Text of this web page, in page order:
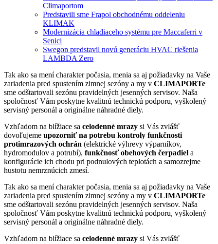
Climaportom
Predstavili sme Frapol obchodnému oddeleniu
KLIMAK
Modernizácia chladiaceho systému pre Maccaferri v
Senici
Swegon predstavil novú generáciu HVAC riešenia
LAMBDA Zero
Tak ako sa mení charakter počasia, menia sa aj požiadavky na Vaše
zariadenia pred spustením zimnej sezóny a my v CLIMAPORTe
sme odštartovali sezónu pravidelných jesenných servisov. Naša
spoločnosť Vám poskytne kvalitnú technickú podporu, vyškolený
servisný personál a originálne náhradné diely.
Vzhľadom na blížiace sa celodenné mrazy si Vás zvlášť
dovoľujeme upozorniť na potrebu kontroly funkčnosti
protimrazových ochrán (elektrické výhrevy výparníkov,
hydromodulov a potrubí), funkčnosť obehových čerpadiel a
konfigurácie ich chodu pri podnulových teplotách a samozrejme
hustotu nemrznúcich zmesí.
Tak ako sa mení charakter počasia, menia sa aj požiadavky na Vaše
zariadenia pred spustením zimnej sezóny a my v CLIMAPORTe
sme odštartovali sezónu pravidelných jesenných servisov. Naša
spoločnosť Vám poskytne kvalitnú technickú podporu, vyškolený
servisný personál a originálne náhradné diely.
Vzhľadom na blížiace sa celodenné mrazy si Vás zvlášť